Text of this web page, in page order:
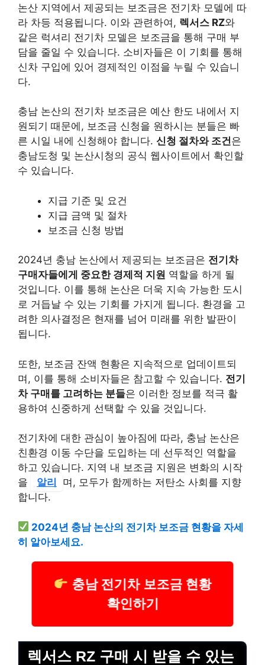
논산 지역에서 제공되는 보조금은 전기차 모델에 따
라 차등 적용됩니다. 이와 관련하여, 렉서스 RZ와
같은 럭셔리 전기차 모델은 보조금을 통해 구매 부
담을 줄일 수 있습니다. 소비자들은 이 기회를 통해
신차 구입에 있어 경제적인 이점을 누릴 수 있습니
다.
충남 논산의 전기차 보조금은 예산 한도 내에서 지
원되기 때문에, 보조금 신청을 원하시는 분들은 빠
른 시일 내에 신청해야 합니다. 신청 절차와 조건은
충남도청 및 논산시청의 공식 웹사이트에서 확인할
수 있습니다.
지급 기준 및 요건
지급 금액 및 절차
보조금 신청 방법
2024년 충남 논산에서 제공되는 보조금은 전기차
구매자들에게 중요한 경제적 지원 역할을 하게 될
것입니다. 이를 통해 논산은 더욱 지속 가능한 도시
로 거듭날 수 있는 기회를 가지게 됩니다. 환경을 고
려한 의사결정은 현재를 넘어 미래를 위한 발판이
됩니다.
또한, 보조금 잔액 현황은 지속적으로 업데이트되
며, 이를 통해 소비자들은 참고할 수 있습니다. 전기
차 구매를 고려하는 분들은 이러한 정보를 적극 활
용하여 신중하게 선택할 수 있을 것입니다.
전기차에 대한 관심이 높아짐에 따라, 충남 논산은
친환경 이동 수단을 도입하는 데 선두적인 역할을
하고 있습니다. 지역 내 보조금 지원은 변화의 시작
을
알리 며, 모두가 함께하는 저탄소 사회를 지향
합니다.
2024년 충남 논산의 전기차 보조금 현황을 자세
히 알아보세요.
충남 전기차 보조금 현황
확인하기
렉서스 RZ 구매 시 받을 수 있는